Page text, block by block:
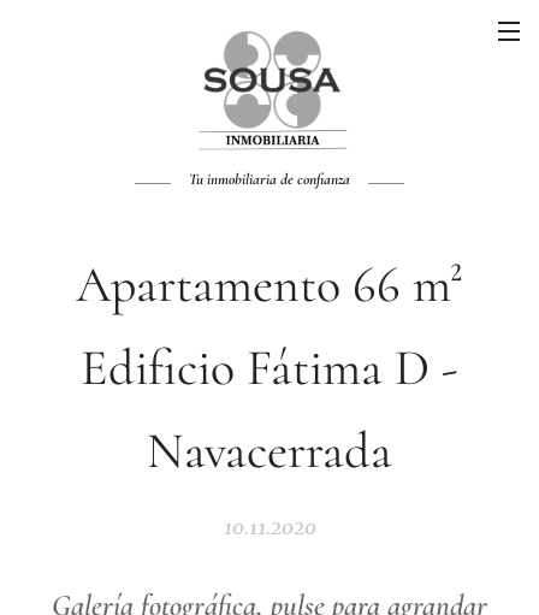
Tu inmobiliaria de confianza
Apartamento 66 m²
Edificio Fátima D -
Navacerrada
10.11.2020
Galería fotográfica, pulse para agrandar